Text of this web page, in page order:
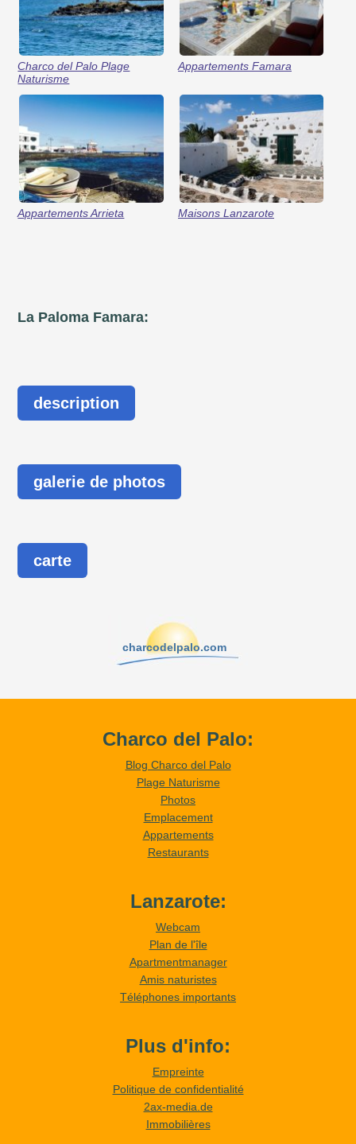
Charco del Palo Plage
Naturisme
Appartements Famara
Appartements Arrieta Maisons Lanzarote
La Paloma Famara:
description
galerie de photos
carte
charcodelpalo.com
Charco del Palo:
Blog Charco del Palo
Plage Naturisme
Photos
Emplacement
Appartements
Restaurants
Lanzarote:
Webcam
Plan de l'île
Apartmentmanager
Amis naturistes
Téléphones importants
Plus d'info:
Empreinte
Politique de confidentialité
2ax-media.de
Immobilières